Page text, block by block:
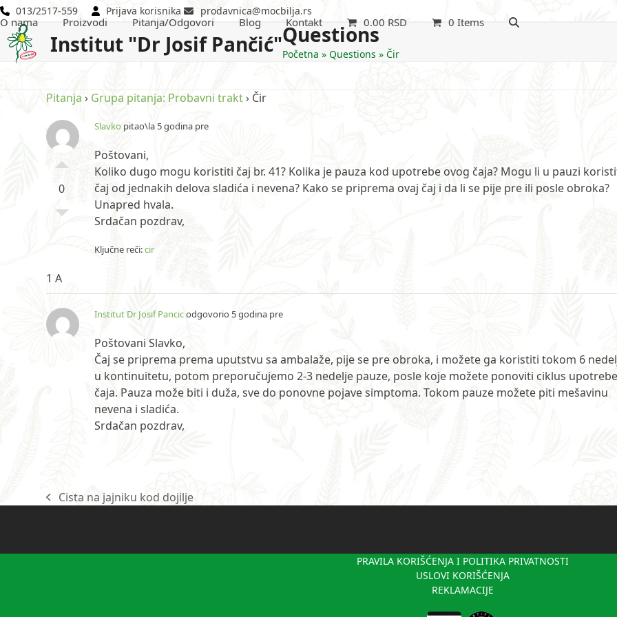
Skip
to
content
013/2517-559 Prijava korisnika prodavnica@mocbilja.rs
Institut "Dr Josif Pančić"
O nama Proizvodi Pitanja/Odgovori Blog Kontakt 0.00 RSD 0 Items
Questions
Početna » Questions » Čir
Pitanja › Grupa pitanja: Probavni trakt› Čir
0
Slavko pitao\la 5 godina pre
Poštovani,
Koliko dugo mogu koristiti čaj br. 41? Kolika je pauza kod upotrebe ovog čaja? Mogu li u pauzi
čaj od jednakih delova sladića i nevena? Kako se priprema ovaj čaj i da li se pije pre ili posle obroka?
Unapred hvala.
Srdačan pozdrav,
Ključne reči:cir
1 A
Institut Dr Josif Pancicodgovorio 5 godina pre
Poštovani Slavko,
Čaj se priprema prema uputstvu sa ambalaže, pije se pre obroka, i možete ga koristiti tokom 6
u kontinuitetu, potom preporučujemo 2-3 nedelje pauze, posle koje možete ponoviti ciklus upotrebe
čaja. Pauza može biti i duža, sve do ponovne pojave simptoma. Tokom pauze možete piti mešavinu
nevena i sladića.
Srdačan pozdrav,
previous
Cista na jajniku kod dojilje
PRAVILA KORIŠĆENJA I POLITIKA PRIVATNOSTI
USLOVI KORIŠĆENJA
REKLAMACIJE